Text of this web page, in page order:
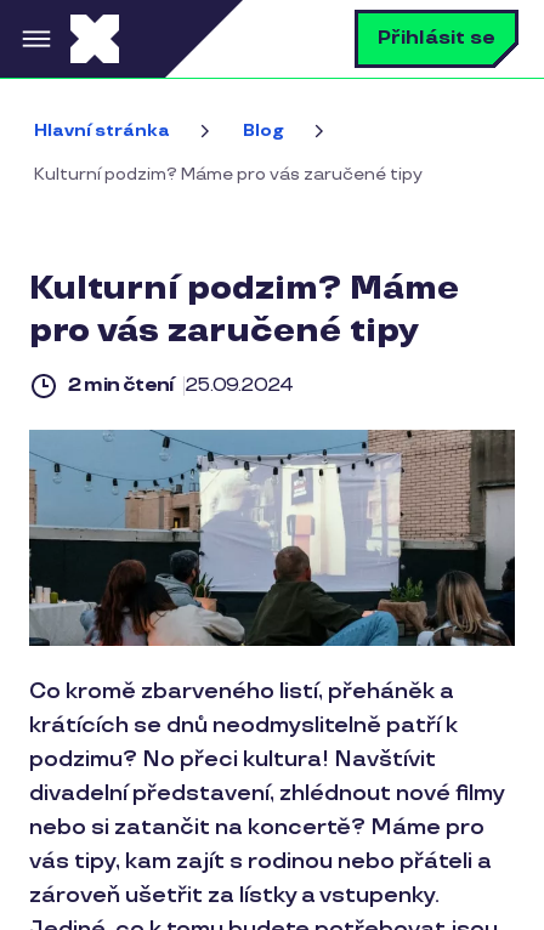
Přejít k hlavnímu obsahu Přihlásit se
Hlavní stránka Blog
Kulturní podzim? Máme pro vás zaručené tipy
Kulturní podzim? Máme
pro vás zaručené tipy
2 min čtení 25.09.2024
Co kromě zbarveného listí, přeháněk a
krátících se dnů neodmyslitelně patří k
podzimu? No přeci kultura! Navštívit
divadelní představení, zhlédnout nové filmy
nebo si zatančit na koncertě? Máme pro
vás tipy, kam zajít s rodinou nebo přáteli a
zároveň ušetřit za lístky a vstupenky.